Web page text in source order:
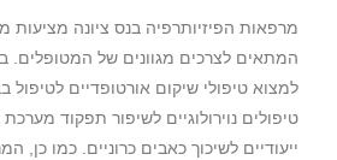
מרפאות הפיזיותרפיה בנס ציונה מציעות
המתאים לצרכים מגוונים של המטופלים.
למצוא טיפולי שיקום אורטופדיים לטיפול
טיפולים נוירולוגיים לשיפור תפקוד
ייעודיים לשיכוך כאבים כרוניים. כמו כן,